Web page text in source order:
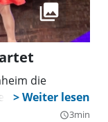
die
inthronisiert.
query_builder3min